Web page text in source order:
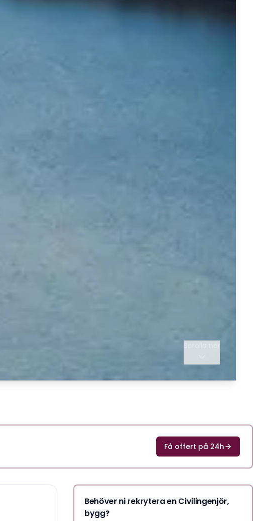
Få offert på 24h
Behöver ni rekrytera en Civilingenjör,
bygg?